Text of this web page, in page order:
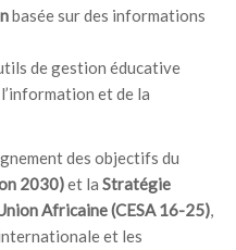
basée sur des informations
de gestion éducative
et de la
des objectifs du
2030)et la Stratégie
Africaine (CESA 16-25),
et les